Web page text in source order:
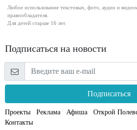
Любое использование текстовых, фото, аудио и
правообладателя.
Для детей старше 16 лет.
Подписаться на новости
Подписаться
Проекты Реклама Афиша Открой
Контакты